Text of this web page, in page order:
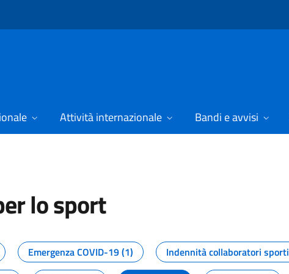
Attività internazionale Bandi e avvisi
lo sport
dal Dipartimento per lo sport
Emergenza COVID-19 (1) Indennità collaboratori